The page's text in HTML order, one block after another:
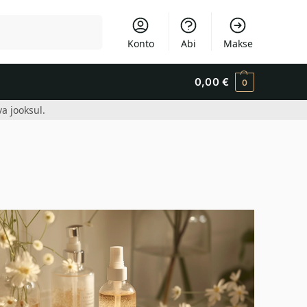
Konto Abi Makse
0,00 € 0
jooksul.